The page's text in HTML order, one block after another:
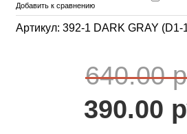
Добавить к сравнению
Артикул: 392-1 DARK GRAY (D1-
640.00
390.00